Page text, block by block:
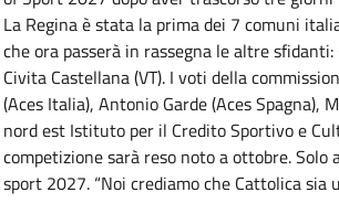
La Regina è stata la prima dei 7 comuni
che ora passerà in rassegna le altre sfidanti:
Civita Castellana (VT). I voti della
(Aces Italia), Antonio Garde (Aces Spagna),
nord est Istituto per il Credito Sportivo e
competizione sarà reso noto a ottobre.
sport 2027. “Noi crediamo che Cattolica